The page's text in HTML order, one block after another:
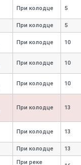
При колодце 5
При колодце 5
При колодце 10
При колодце 10
При колодце 10
При колодце 13
При колодце 13
При колодце 13
При реке